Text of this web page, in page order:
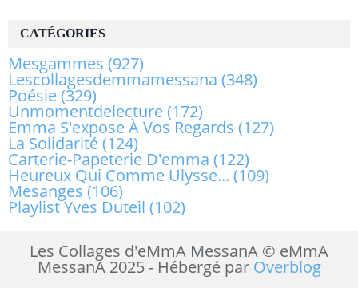
CATÉGORIES
Mesgammes (927)
Lescollagesdemmamessana (348)
Poésie(329)
Unmomentdelecture(172)
Emma S'expose À Vos Regards (127)
La Solidarité(124)
Carterie-Papeterie D'emma (122)
Heureux Qui Comme Ulysse... (109)
Mesanges (106)
Playlist Yves Duteil (102)
Les Collages d'eMmA MessanA © eMmA
MessanA 2025 - Hébergé par Overblog